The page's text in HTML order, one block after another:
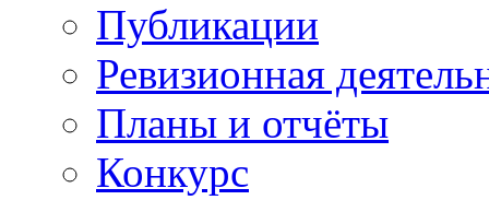
Публикации
Ревизионная
Планы и отчёты
Конкурс